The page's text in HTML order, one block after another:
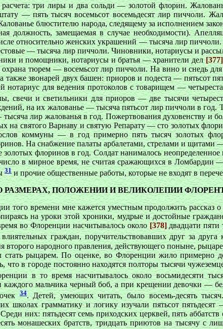
три лиры и два сольди — золотой флорин.
— пять тысяч восемьсот восемьдесят лир пиччоли.
блюстителю народа, следящему за исполнением
должность, замещаемая в случае необходимости).
относительно женских украшений — тысяча лир
— тысяча лир пиччоли. Чиновники, нотариусы и
и помощники, нотариусы и братья — хранители дел[377]
тюрем — восемьсот лир пиччоли. На вино и снедь для
звонарей двух башен: приоров и подеста — пятьсот
для ведения протоколов с товарищем —
свечи и светильники для приоров — две тысячи
на их жалованье — тысяча пятьсот лир пиччоли в
лир жалованья в год. Пожертвования духовенству и
на святого Варнаву и святую Репарату — сто золотых
коммуны — в год примерно пять тысяч золотых
На снабжение палаты арбалетами, стрелами и щитами
флоринов в год. Солдат нанималось
в мирное время, не считая сражающихся в
31и прочие общественные работы, которые не входят в
РАЗМЕРАХ, ПОЛОЖЕНИИ И ВЕЛИКОЛЕПИИ
того времени мне кажется уместным продолжить
на уроки этой хроники, мудрые и достойные
во Флоренции насчитывалось около[378]двадцати пяти
граждан, поручительствовавших друг за
народного правления, действующего поныне,
стать рыцарем. По оценке, во Флоренции жило примерно
что в городе постоянно находятся полторы тысячи
в то время насчитывалось около восьмидесяти
мальчика черный боб, а при крещении девочки —
34. Детей, умеющих читать, было восемь-десять
школах грамматику и логику изучали пятьсот
них: пятьдесят семь приходских церквей, пять
монашеских братств, тридцать приютов на тысячу с